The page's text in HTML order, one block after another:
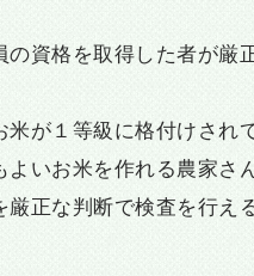
資格を取得した者が厳
が１等級に格付けされ
いお米を作れる農家さ
正な判断で検査を行え